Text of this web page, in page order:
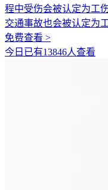
程中受伤会被认定为工
交通事故也会被认定为工
免费查看 >
今日已有13846人查看